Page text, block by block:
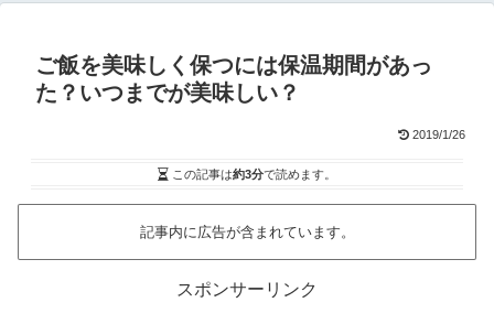
ご飯を美味しく保つには保温期間があっ
た？いつまでが美味しい？
2019/1/26
この記事は約3分で読めます。
記事内に広告が含まれています。
スポンサーリンク